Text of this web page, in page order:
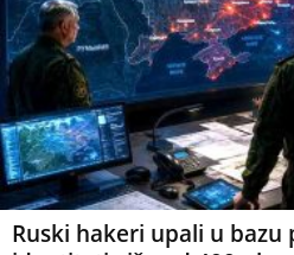
Ruski hakeri upali u bazu